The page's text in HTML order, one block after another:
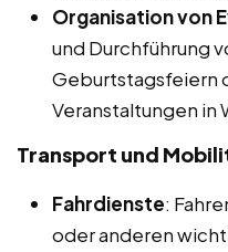
Organisation von
und Durchführung
Geburtstagsfeiern
Veranstaltungen in
Transport und
Fahrdienste:
oder anderen